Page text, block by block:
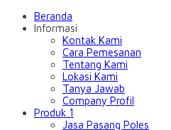
Beranda
Informasi
Kontak Kami
Cara Pemesanan
Tentang Kami
Lokasi Kami
Tanya Jawab
Company Profil
Produk 1
Jasa Pasang Poles